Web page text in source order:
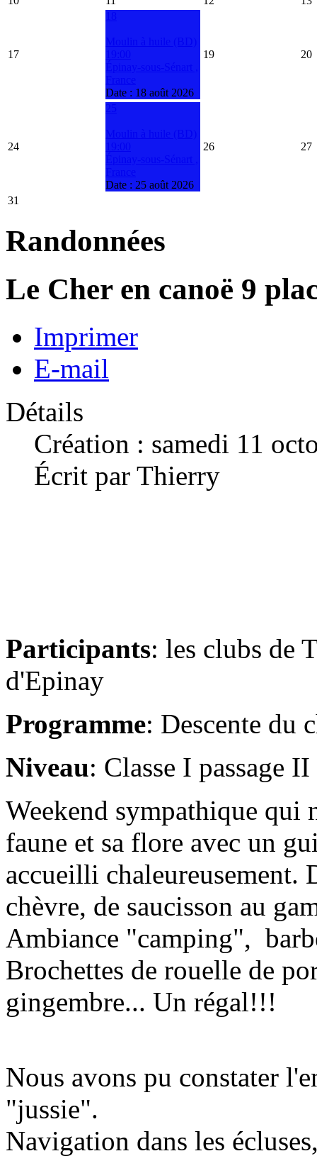
17
Date : 18 août 2026
19 20
24
Date : 25 août 2026
26 27
31
Randonnées
Le Cher en canoë 9
Imprimer
E-mail
Détails
Création : samedi 11
Écrit par Thierry
Participants: les clubs de
d'Epinay
Programme: Descente du
Niveau: Classe I passage II
Weekend sympathique qui
faune et sa flore avec un
accueilli chaleureusement.
chèvre, de saucisson au
Ambiance "camping",
Brochettes de rouelle de
gingembre... Un régal!!!
Nous avons pu constater
"jussie".
Navigation dans les